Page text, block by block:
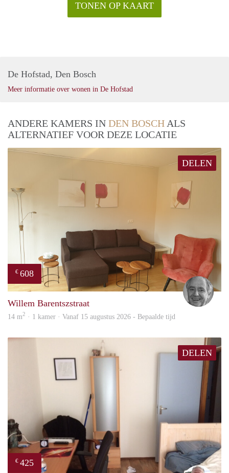
TONEN OP KAART
De Hofstad, Den Bosch
Meer informatie over wonen in De Hofstad
ANDERE KAMERS IN DEN BOSCHALS
ALTERNATIEF VOOR DEZE LOCATIE
DELEN
€ 608
Willem Barentszstraat
14 m2 · 1 kamer · Vanaf 15 augustus 2026 - Bepaalde tijd
DELEN
€ 425
wim